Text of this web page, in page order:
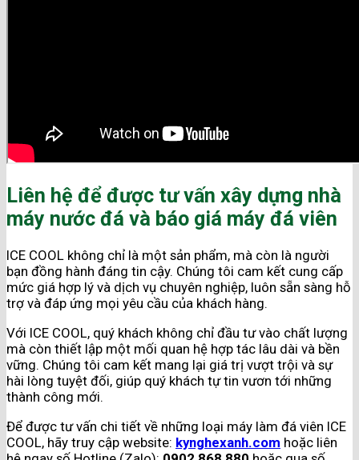
Liên hệ để được tư vấn xây dựng nhà
máy nước đá và báo giá máy đá viên
ICE COOL không chỉ là một sản phẩm, mà còn là người
bạn đồng hành đáng tin cậy. Chúng tôi cam kết cung cấp
mức giá hợp lý và dịch vụ chuyên nghiệp, luôn sẵn sàng hỗ
trợ và đáp ứng mọi yêu cầu của khách hàng.
Với ICE COOL, quý khách không chỉ đầu tư vào chất lượng
mà còn thiết lập một mối quan hệ hợp tác lâu dài và bền
vững. Chúng tôi cam kết mang lại giá trị vượt trội và sự
hài lòng tuyệt đối, giúp quý khách tự tin vươn tới những
thành công mới.
Để được tư vấn chi tiết về những loại máy làm đá viên ICE
COOL, hãy truy cập website: kynghexanh.com hoặc liên